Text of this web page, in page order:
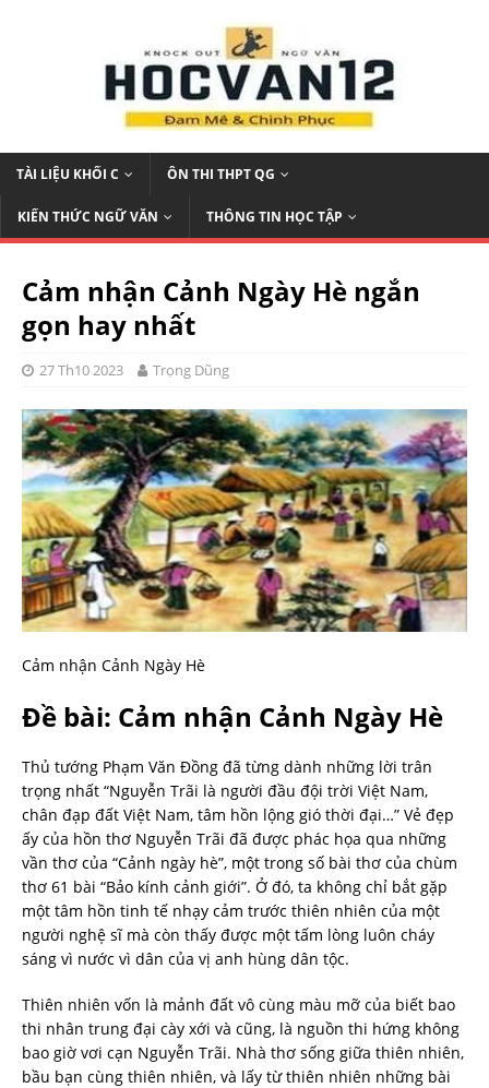
TÀI LIỆU KHỐI C ÔN THI THPT QG
KIẾN THỨC NGỮ VĂN THÔNG TIN HỌC TẬP
Cảm nhận Cảnh Ngày Hè ngắn
gọn hay nhất
27 Th10 2023 Trọng Dũng
Cảm nhận Cảnh Ngày Hè
Đề bài: Cảm nhận Cảnh Ngày Hè
Thủ tướng Phạm Văn Đồng đã từng dành những lời trân
trọng nhất “Nguyễn Trãi là người đầu đội trời Việt Nam,
chân đạp đất Việt Nam, tâm hồn lộng gió thời đại…” Vẻ đẹp
ấy của hồn thơ Nguyễn Trãi đã được phác họa qua những
vần thơ của “Cảnh ngày hè”, một trong số bài thơ của chùm
thơ 61 bài “Bảo kính cảnh giới”. Ở đó, ta không chỉ bắt gặp
một tâm hồn tinh tế nhạy cảm trước thiên nhiên của một
người nghệ sĩ mà còn thấy được một tấm lòng luôn cháy
sáng vì nước vì dân của vị anh hùng dân tộc.
Thiên nhiên vốn là mảnh đất vô cùng màu mỡ của biết bao
thi nhân trung đại cày xới và cũng, là nguồn thi hứng không
bao giờ vơi cạn Nguyễn Trãi. Nhà thơ sống giữa thiên nhiên,
bầu bạn cùng thiên nhiên, và lấy từ thiên nhiên những bài